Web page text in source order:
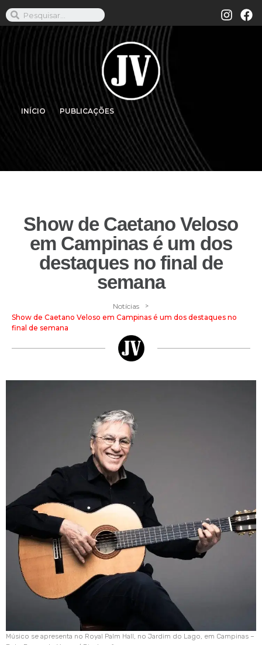
INÍCIO PUBLICAÇÕES
Show de Caetano Veloso
em Campinas é um dos
destaques no final de
semana
Notícias >
Show de Caetano Veloso em Campinas é um dos destaques no
final de semana
Músico se apresenta no Royal Palm Hall, no Jardim do Lago, em Campinas –